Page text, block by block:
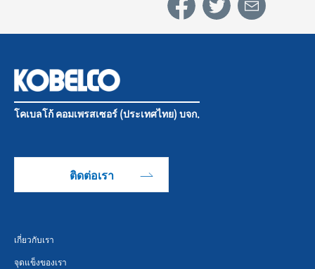
โคเบลโก้ คอมเพรสเซอร์ (ประเทศไทย) บจก.
ติดต่อเรา
เกี่ยวกับเรา
จุดแข็งของเรา